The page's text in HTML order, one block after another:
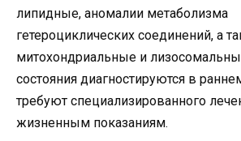
липидные, аномалии метаболизма
гетероциклических соединений, а
митохондриальные и
состояния диагностируются в
требуют специализированного
жизненным показаниям.